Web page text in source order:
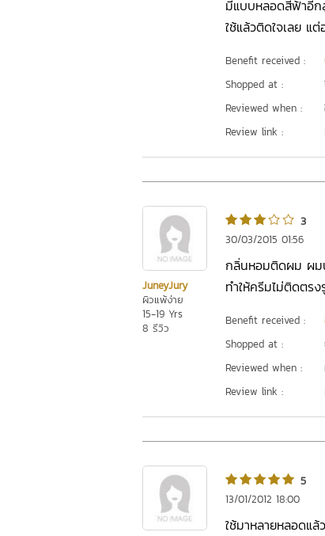
มีแบบหลอดสีฟ้าอี
ใช้แล้วติดใจเลย แ
Benefit received :
Shopped at :
Reviewed when :
Review link :
JuneyJury
ผิวแพ้ง่าย
15-19 Yrs
8 รีวิว
3
30/03/2015 01:56
กลิ่นหอมติดผม ผม
ทำให้ครีมไม่ติดตรง
Benefit received :
Shopped at :
Reviewed when :
Review link :
5
13/01/2012 18:00
ใช้มาหลายหลอดแ